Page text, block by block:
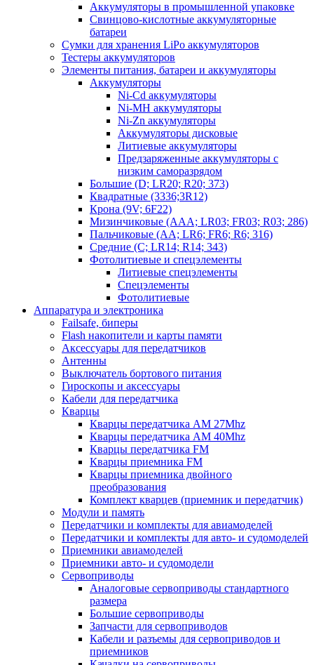
Аккумуляторы в промышленной упаковке
Свинцово-кислотные аккумуляторные
батареи
Сумки для хранения LiPo аккумуляторов
Тестеры аккумуляторов
Элементы питания, батареи и аккумуляторы
Аккумуляторы
Ni-Cd аккумуляторы
Ni-MH аккумуляторы
Ni-Zn аккумуляторы
Аккумуляторы дисковые
Литиевые аккумуляторы
Предзаряженные аккумуляторы с
низким саморазрядом
Большие (D; LR20; R20; 373)
Квадратные (3336;3R12)
Крона (9V; 6F22)
Мизинчиковые (AAA; LR03; FR03; R03; 286)
Пальчиковые (AA; LR6; FR6; R6; 316)
Средние (C; LR14; R14; 343)
Фотолитиевые и спецэлементы
Литиевые спецэлементы
Спецэлементы
Фотолитиевые
Аппаратура и электроника
Failsafe, биперы
Flash накопители и карты памяти
Аксессуары для передатчиков
Антенны
Выключатель бортового питания
Гироскопы и аксессуары
Кабели для передатчика
Кварцы
Кварцы передатчика AM 27Mhz
Кварцы передатчика AM 40Mhz
Кварцы передатчика FM
Кварцы приемника FM
Кварцы приемника двойного
преобразования
Комплект кварцев (приемник и передатчик)
Модули и память
Передатчики и комплекты для авиамоделей
Передатчики и комплекты для авто- и судомоделей
Приемники авиамоделей
Приемники авто- и судомодели
Сервоприводы
Аналоговые сервоприводы стандартного
размера
Большие сервоприводы
Запчасти для сервоприводов
Кабели и разъемы для сервоприводов и
приемников